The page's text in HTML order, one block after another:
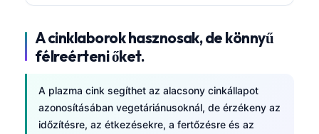
A cinklaborok hasznosak, de könnyű
félreérteni őket.
A plazma cink segíthet az alacsony cinkállapot
azonosításában vegetáriánusoknál, de érzékeny az
időzítésre, az étkezésekre, a fertőzésre és az
தமிழ்
ગુજરાતી
മലയാളം
Bahasa Melayu
Tiếng Việt